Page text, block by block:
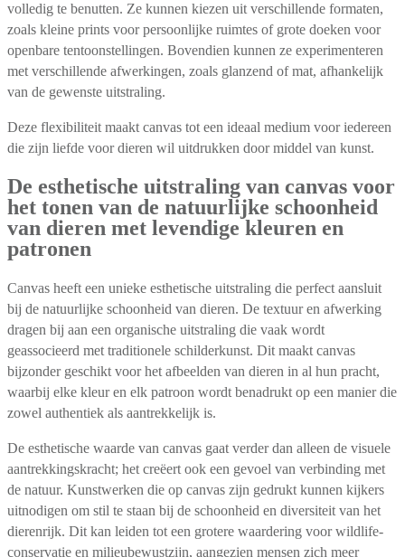
volledig te benutten. Ze kunnen kiezen uit verschillende formaten,
zoals kleine prints voor persoonlijke ruimtes of grote doeken voor
openbare tentoonstellingen. Bovendien kunnen ze experimenteren
met verschillende afwerkingen, zoals glanzend of mat, afhankelijk
van de gewenste uitstraling.
Deze flexibiliteit maakt canvas tot een ideaal medium voor iedereen
die zijn liefde voor dieren wil uitdrukken door middel van kunst.
De esthetische uitstraling van canvas voor
het tonen van de natuurlijke schoonheid
van dieren met levendige kleuren en
patronen
Canvas heeft een unieke esthetische uitstraling die perfect aansluit
bij de natuurlijke schoonheid van dieren. De textuur en afwerking
dragen bij aan een organische uitstraling die vaak wordt
geassocieerd met traditionele schilderkunst. Dit maakt canvas
bijzonder geschikt voor het afbeelden van dieren in al hun pracht,
waarbij elke kleur en elk patroon wordt benadrukt op een manier die
zowel authentiek als aantrekkelijk is.
De esthetische waarde van canvas gaat verder dan alleen de visuele
aantrekkingskracht; het creëert ook een gevoel van verbinding met
de natuur. Kunstwerken die op canvas zijn gedrukt kunnen kijkers
uitnodigen om stil te staan bij de schoonheid en diversiteit van het
dierenrijk. Dit kan leiden tot een grotere waardering voor wildlife-
conservatie en milieubewustzijn, aangezien mensen zich meer